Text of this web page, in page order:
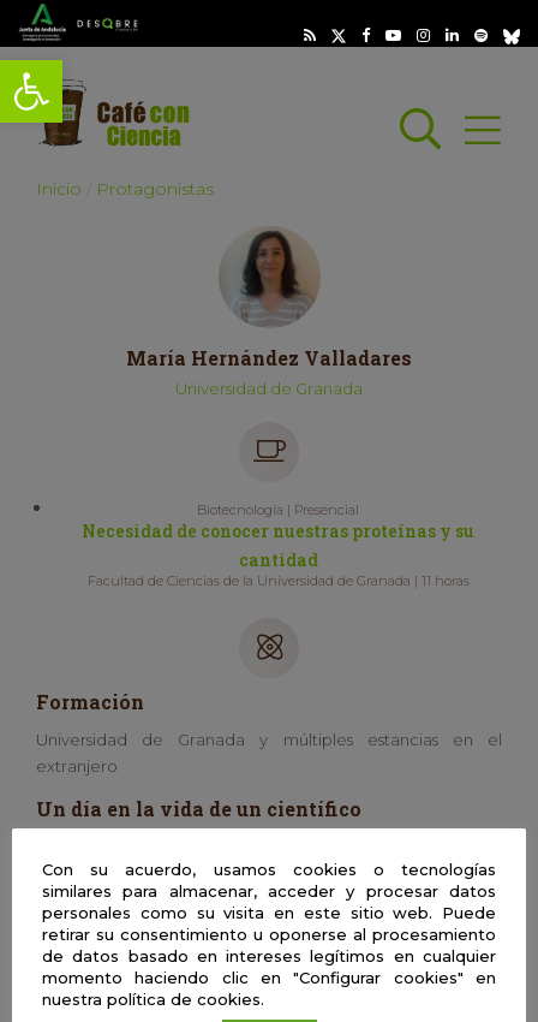
Abrir barra de herramientas
Abrir
Inicio Protagonistas
María Hernández Valladares
Universidad de Granada
Biotecnología | Presencial
Necesidad de conocer nuestras proteínas y su
cantidad
Facultad de Ciencias de la Universidad de Granada | 11 horas
Formación
Universidad de Granada y múltiples estancias en el
extranjero
Un día en la vida de un científico
Aficiones
Tocar los bombos africanos
Centro o departamento
Universidad de Granada
Con su acuerdo, usamos cookies o tecnologías
similares para almacenar, acceder y procesar datos
personales como su visita en este sitio web. Puede
retirar su consentimiento u oponerse al procesamiento
de datos basado en intereses legítimos en cualquier
momento haciendo clic en "Configurar cookies" en
nuestra política de cookies.